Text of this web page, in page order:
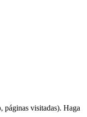
páginas visitadas). Haga